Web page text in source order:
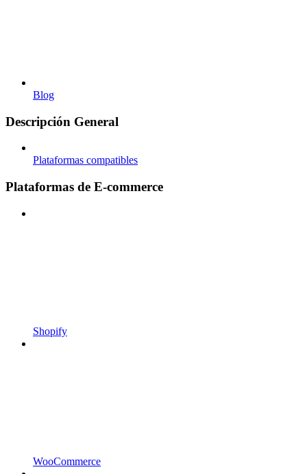
Blog
Descripción General
Plataformas compatibles
Plataformas de E-commerce
Shopify
WooCommerce